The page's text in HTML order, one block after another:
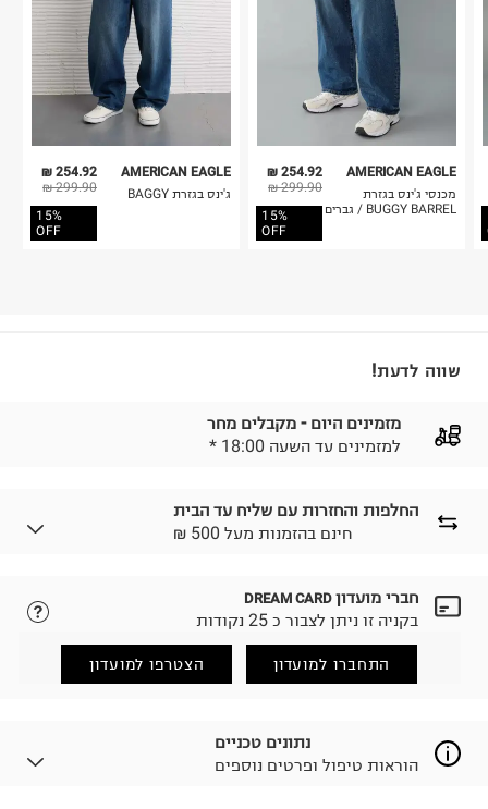
254.92 ₪
299.90 ₪
15%
OFF
AMERICAN EAGLE
ג'ינס בגזרת BAGGY
254.92 ₪
299.90 ₪
15%
OFF
AMERICAN EAGLE
מכנסי ג'ינס בגזרת
BUGGY BARREL / גברים
שווה לדעת!
החלפות והחזרות עם שליח עד הבית
₪ חינם בהזמנות מעל 500
לבחירת בשיטת המשלוח המתאימה לכם,
הזמנתם והתחרטתם?
(במקום ב-19.9 ₪) לזמן מוגבל! חינם בהזמנות מעל 500 ₪.
למידע נא ללחוץ כאן
.
לפני החזרת החבילה, חשוב להדביק את מדבקת הגוביינא על
חברי מועדון DREAM CARD
בקניה זו ניתן לצבור כ 25 נקודות
התחברו למועדון הצטרפו למועדון
נתונים טכניים
הוראות טיפול ופרטים נוספים